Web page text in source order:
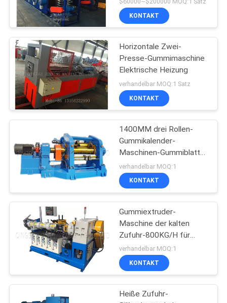
KONTAKT
Horizontale Zwei-
Presse-Gummimaschine
Elektrische Heizung
verhandelbar MOQ:1 Satz
KONTAKT
1400MM drei Rollen-
Gummikalender-
Maschinen-Gummiblatt-
Verdrängung
verhandelbar MOQ:1
KONTAKT
Gummiextruder-
Maschine der kalten
Zufuhr-800KG/H für
Reifen-Schritt Rim Band
verhandelbar MOQ:1
KONTAKT
Heiße Zufuhr-